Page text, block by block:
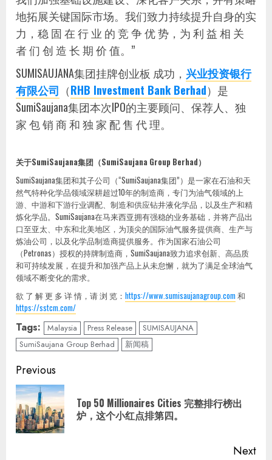
地拓展关键国际市场。我们致力持续提升自身的实
力，稳 固 在 行 业 的 竞 争 优 势，为 利 益 相 关
者 们 创 造 长 期 价 值。”
SUMISAUJANA集团挂牌创业板 成功， 兴业投资银行
有限公司 （RHB Investment Bank Berhad）是
SumiSaujana集团本次IPO的主要顾问、保荐人、独
家 包 销 商 和 独 家 配 售 代 理。
关于SumiSaujana集团（SumiSaujana Group Berhad）
SumiSaujana集团和其子公司（“SumiSaujana集团”）是一家在石油和天
然气特种化学品领域深耕超过10年的制造商，专门为油气领域的上
游、中游和下游行业调配、制造和供应钻井液化学品，以及生产和精
炼化学品。SumiSaujana在马来西亚拥有强稳的业务基础，并将产品出
口至亚太、中东和北美地区，为顶尖的国际油气服务提供商、生产与
炼油公司，以及化学品制造商提供服务。作为国家石油公司
（Petronas）授权的持牌制造商，SumiSaujana致力追求创新、高品质
和可持续发展，在提升和加强产品上从未怠懈，就为了满足全球油气
领域不断变化的需求。
欲 了 解 更 多 详 情，请 浏 览： https://www.sumisaujanagroup.com和
https://sstcm.com/
Tags: Malaysia Press Release
SUMISAUJANA
SumiSaujana Group Berhad
新闻稿
Continue
Reading
Previous
Top 50 Millionaires Cities 完整排行榜出
炉，这个小红点排第四。
Next